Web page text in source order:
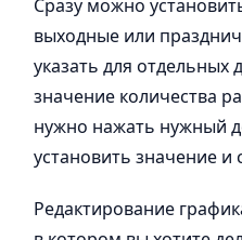
Сразу можно
выходные или
указать для отдельных
значение количества
нужно нажать нужный
установить значение и
Редактирование